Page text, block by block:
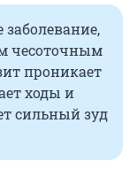
чесоточным
проникает
ходы и
сильный зуд